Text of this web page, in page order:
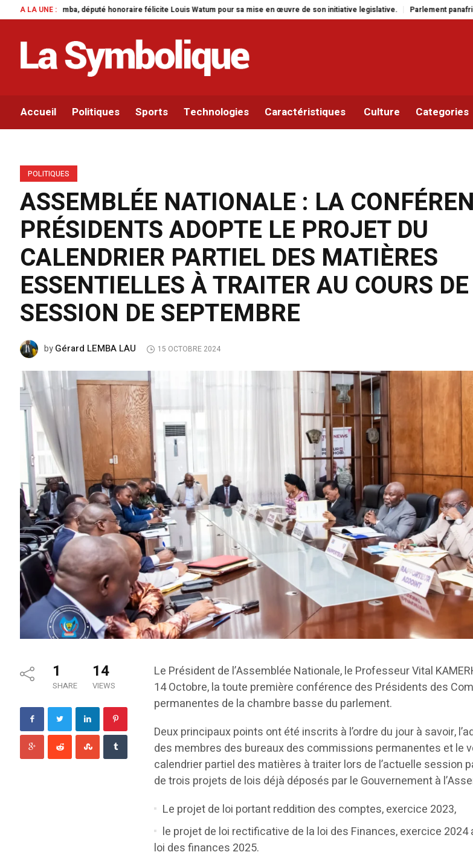
A LA UNE :
honoraire félicite Louis Watum pour sa mise en œuvre de son initiative legislative. Parlement panafricain : à Johannesburg,
Accueil Politiques Sports Technologies Caractéristiques Culture Categories
POLITIQUES
ASSEMBLÉE NATIONALE : LA
PRÉSIDENTS ADOPTE LE PROJET DU
CALENDRIER PARTIEL DES MATIÈRES
ESSENTIELLES À TRAITER AU COURS
SESSION DE SEPTEMBRE
byGérard LEMBA LAU 15 OCTOBRE 2024
1
SHARE
14
VIEWS
Le Président de l’Assemblée Nationale, le Professeur Vital
14 Octobre, la toute première conférence des Présidents des
permanentes de la chambre basse du parlement.
Deux principaux points ont été inscrits à l’ordre du jour à savoir,
des membres des bureaux des commissions permanentes et le
calendrier partiel des matières à traiter lors de l’actuelle session
de trois projets de lois déjà déposés par le Gouvernement à
Le projet de loi portant reddition des comptes, exercice 2023,
le projet de loi rectificative de la loi des Finances, exercice 2024
loi des finances 2025.